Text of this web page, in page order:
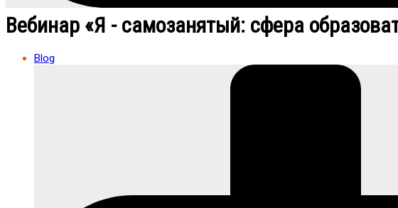
Вебинар «Я - самозанятый: сфера
Blog